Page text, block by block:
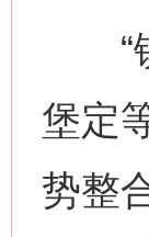
“镇
堡定
势整